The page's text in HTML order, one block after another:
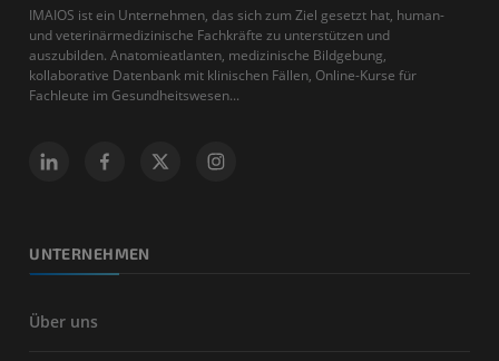
IMAIOS ist ein Unternehmen, das sich zum Ziel gesetzt hat, human-
und veterinärmedizinische Fachkräfte zu unterstützen und
auszubilden. Anatomieatlanten, medizinische Bildgebung,
kollaborative Datenbank mit klinischen Fällen, Online-Kurse für
Fachleute im Gesundheitswesen...
UNTERNEHMEN
Über uns